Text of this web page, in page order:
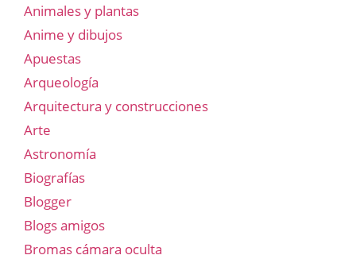
Animales y plantas
Anime y dibujos
Apuestas
Arqueología
Arquitectura y construcciones
Arte
Astronomía
Biografías
Blogger
Blogs amigos
Bromas cámara oculta